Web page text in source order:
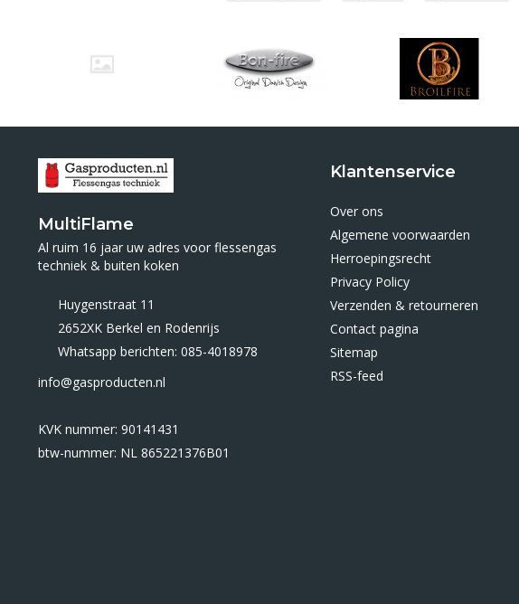
MultiFlame
Al ruim 16 jaar uw adres voor flessengas
techniek & buiten koken
Huygenstraat 11
2652XK Berkel en Rodenrijs
Whatsapp berichten: 085-4018978
info@gasproducten.nl
KVK nummer: 90141431
btw-nummer: NL 865221376B01
Klantenservice
Over ons
Algemene voorwaarden
Herroepingsrecht
Privacy Policy
Verzenden & retourneren
Contact pagina
Sitemap
RSS-feed